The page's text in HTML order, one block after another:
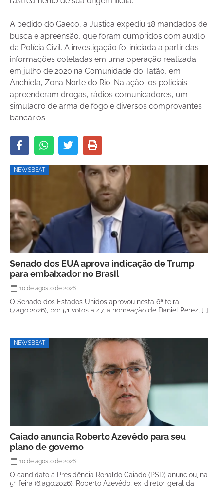
A pedido do Gaeco, a Justiça expediu 18 mandados de
busca e apreensão, que foram cumpridos com auxílio
da Polícia Civil. A investigação foi iniciada a partir das
informações coletadas em uma operação realizada
em julho de 2020 na Comunidade do Tatão, em
Anchieta, Zona Norte do Rio. Na ação, os policiais
apreenderam drogas, rádios comunicadores, um
simulacro de arma de fogo e diversos comprovantes
bancários.
NEWSBEAT
Senado dos EUA aprova indicação de Trump
para embaixador no Brasil
10 de agosto de 2026
O Senado dos Estados Unidos aprovou nesta 6ª feira
(7.ago.2026), por 51 votos a 47, a nomeação de Daniel Perez, […]
NEWSBEAT
Caiado anuncia Roberto Azevêdo para seu
plano de governo
10 de agosto de 2026
O candidato à Presidência Ronaldo Caiado (PSD) anunciou, na
5ª feira (6.ago.2026), Roberto Azevêdo, ex-diretor-geral da